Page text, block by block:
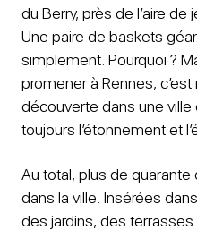
du Berry, près de l’aire
Une paire de baskets
simplement. Pourquoi ?
promener à Rennes,
découverte dans une ville
toujours l’étonnement et
Au total, plus de
dans la ville. Insérées
des jardins, des